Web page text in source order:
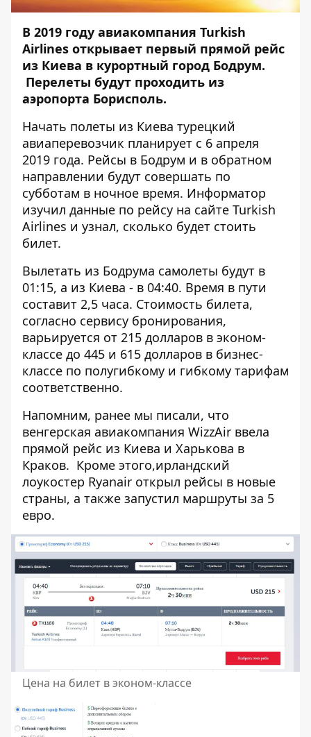
В 2019 году авиакомпания Turkish
Airlines открывает первый прямой рейс
из Киева в курортный город Бодрум.
Перелеты будут проходить из
аэропорта Борисполь.
Начать полеты из Киева турецкий
авиаперевозчик планирует с 6 апреля
2019 года. Рейсы в Бодрум и в обратном
направлении будут совершать по
субботам в ночное время. Информатор
изучил данные по рейсу на сайте Turkish
Airlines и узнал, сколько будет стоить
билет.
Вылетать из Бодрума самолеты будут в
01:15, а из Киева - в 04:40. Время в пути
составит 2,5 часа. Стоимость билета,
согласно сервису бронирования,
варьируется от 215 долларов в эконом-
классе до 445 и 615 долларов в бизнес-
классе по полугибкому и гибкому тарифам
соответственно.
Напомним, ранее мы писали, что
венгерская авиакомпания WizzAir ввела
прямой рейс из Киева и Харькова в
Краков. Кроме этого,ирландский
лоукостер Ryanair открыл рейсы в новые
страны, а также запустил маршруты за 5
евро.
Цена на билет в эконом-классе